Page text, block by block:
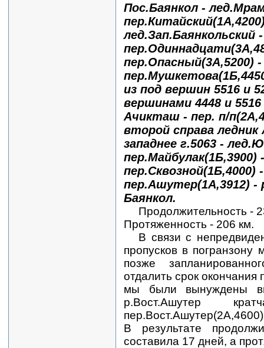
Пос.Баянкол -
лед.Зап.Баянкольский
пер.Опасный(3А,5200)
из под вершин 5516 и
вершинами 4448 и
Ачикташ - пер. п/
второй справа
западнее г.5063 -
пер.Сквозной(1Б,4000)
пер.Ашутер(1А,3912)
Баянкол.
Продолжительность -
Протяженность - 206 км.
В связи с
пропусков в
позже
отдалить срок
мы были вынуждены
р.Вост.Ашутер
В результате
составила 17 дней, а